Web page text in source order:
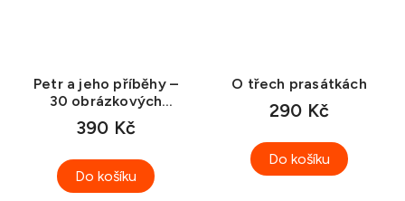
Petr a jeho příběhy –
30 obrázkových
karet
390 Kč
Do košíku
O třech prasátkách
290 Kč
Do košíku